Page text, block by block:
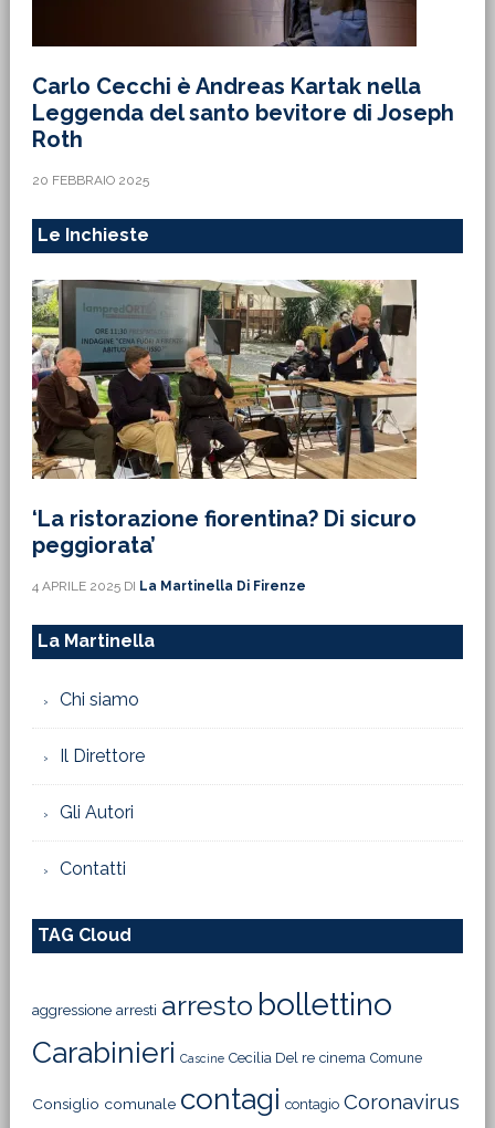
Carlo Cecchi è Andreas Kartak nella
Leggenda del santo bevitore di Joseph
Roth
20 FEBBRAIO 2025
Le Inchieste
‘La ristorazione fiorentina? Di sicuro
peggiorata’
4 APRILE 2025DI La Martinella Di Firenze
La Martinella
Chi siamo
Il Direttore
Gli Autori
Contatti
TAG Cloud
aggressione arresti arresto bollettino
Carabinieri Cascine Cecilia Del re cinema Comune
Consiglio comunale contagi contagio Coronavirus